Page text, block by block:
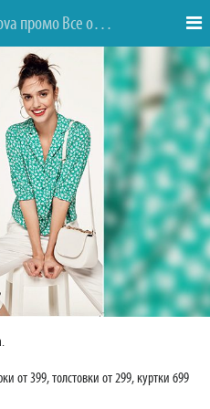
В магазине Terranova промо Все от 99 до 799
от 399, толстовки от 299, куртки 699